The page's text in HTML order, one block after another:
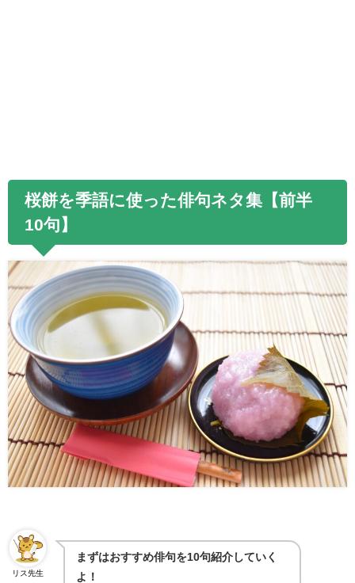
桜餅を季語に使った俳句ネタ集【前半
10句 】
リス先生
まずはおすすめ俳句を10句紹介していく
よ！